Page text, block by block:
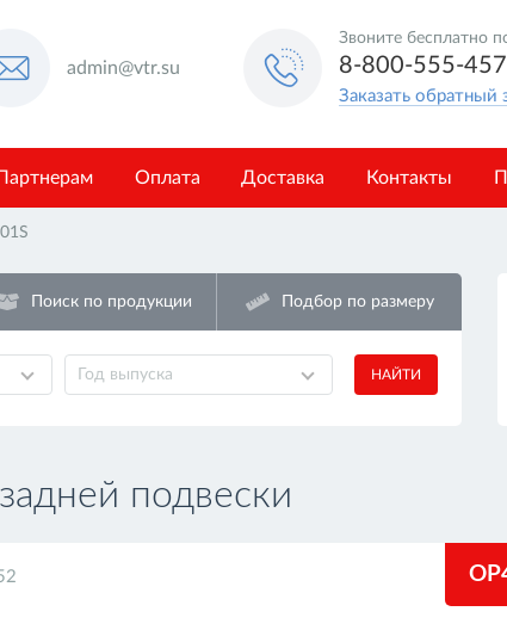
admin@vtr.su
Звоните бесплатно
8-800-555-
Заказать обратный
Партнерам Оплата Доставка Контакты
Год выпуска НАЙТИ
Поиск по продукции Подбор по размеру
подвески